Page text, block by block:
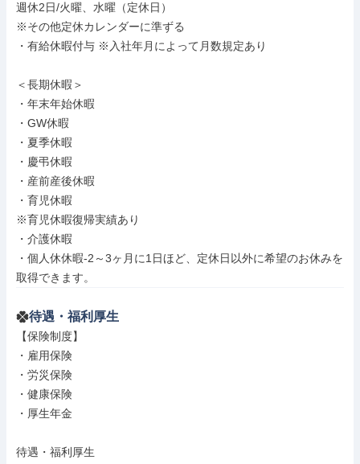
週休2日/火曜、水曜（定休日）
※その他定休カレンダーに準ずる
・有給休暇付与 ※入社年月によって月数規定あり
＜長期休暇＞
・年末年始休暇
・GW休暇
・夏季休暇
・慶弔休暇
・産前産後休暇
・育児休暇
※育児休暇復帰実績あり
・介護休暇
・個人休休暇-2～3ヶ月に1日ほど、定休日以外に希望のお休みを
取得できます。
待遇・福利厚生
【保険制度】
・雇用保険
・労災保険
・健康保険
・厚生年金
待遇・福利厚生